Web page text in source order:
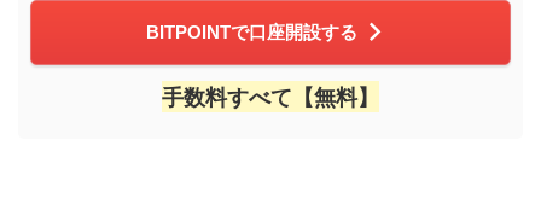
BITPOINTで口座開設する
手数料すべて【無料】